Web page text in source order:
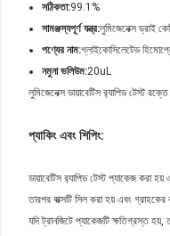
সঠিকতা:99.1%
সামঞ্জস্যপূর্ণ যন্ত্র:লুমিজেনেক্স ড্রাই
পণ্যের নাম:গ্লাইকোসিলেটেড
নমুনা ভলিউম:20uL
লুমিজেনেক্স ডায়াবেটিস র‍্যাপিড টেস্ট
প্যাকিং এবং শিপিং:
ডায়াবেটিস র‍্যাপিড টেস্ট প্যাকেজ করা
তারপর বাক্সটি সিল করা হয় এবং
যদি ট্রানজিটে প্যাকেজটি ক্ষতিগ্রস্ত